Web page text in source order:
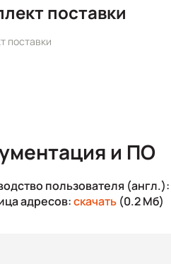
поставки
поставки
и ПО
пользователя (англ.):
адресов:скачать (0.2 Мб)